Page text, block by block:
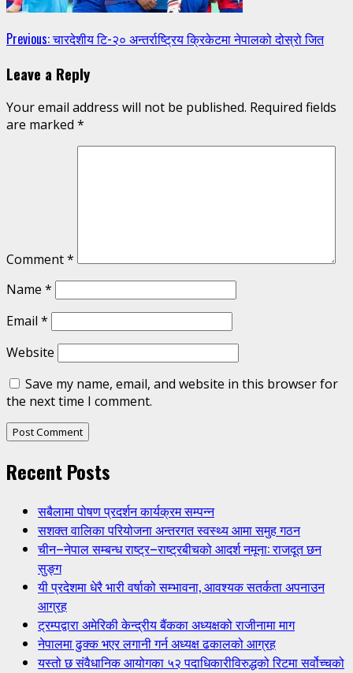
Continue
Reading
Previous:चारदेशीय टि-२० अन्तर्राष्ट्रिय क्रिकेटमा नेपालको दोस्रो जित
Leave a Reply
Your email address will not be published. Required fields
are marked *
Comment*
Name *
Email *
Website
Save my name, email, and website in this browser for
the next time I comment.
Recent Posts
सबैलामा पोषण प्रदर्शन कार्यक्रम सम्पन्न
सशक्त वालिका परियोजना अन्तरगत स्वस्थ्य आमा समुह गठन
चीन–नेपाल सम्बन्ध राष्ट्र–राष्ट्रबीचको आदर्श नमूना: राजदूत छन
सुङ्ग
यी प्रदेशमा धेरै भारी वर्षाको सम्भावना, आवश्यक सतर्कता अपनाउन
आग्रह
ट्रम्पद्वारा अमेरिकी केन्द्रीय बैंकका अध्यक्षको राजीनामा माग
नेपालमा ढुक्क भएर लगानी गर्न अध्यक्ष ढकालको आग्रह
यस्तो छ संवैधानिक आयोगका ५२ पदाधिकारीविरुद्धको रिटमा सर्वोच्चको